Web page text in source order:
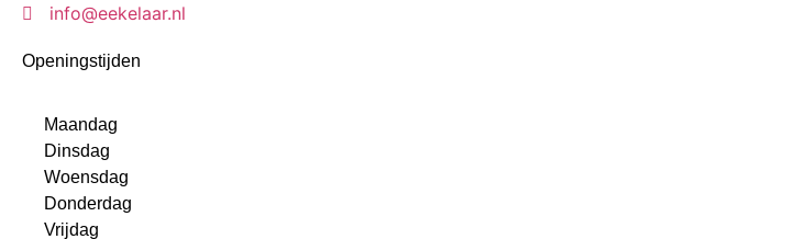
info@eekelaar.nl
Openingstijden
Maandag
Dinsdag
Woensdag
Donderdag
Vrijdag